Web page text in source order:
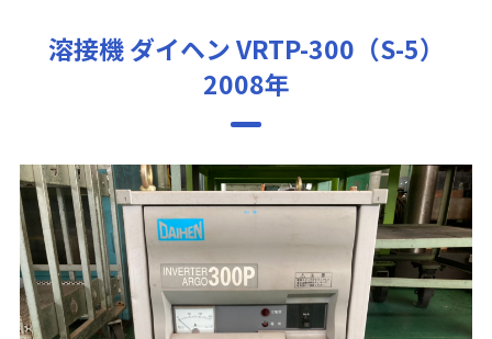
溶接機 ダイヘン VRTP-300（S-5）
2008年